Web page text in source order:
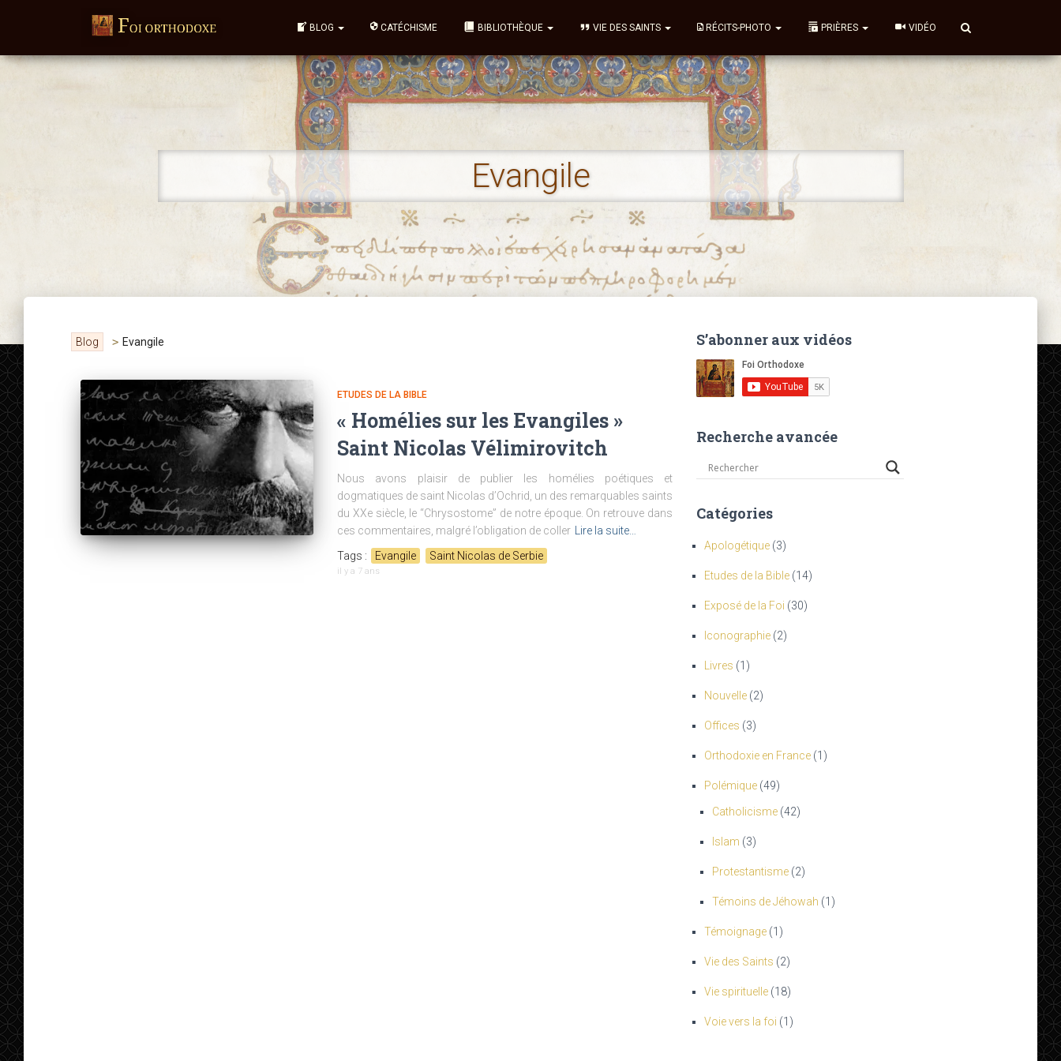
BLOG CATÉCHISME BIBLIOTHÈQUE VIE DES SAINTS RÉCITS-PHOTO PRIÈRES VIDÉO
Evangile
Blog > Evangile
ETUDES DE LA BIBLE
« Homélies sur les Evangiles »
Saint Nicolas Vélimirovitch
Nous avons plaisir de publier les homélies poétiques et
dogmatiques de saint Nicolas d’Ochrid, un des remarquables saints
du XXe siècle, le “Chrysostome” de notre époque. On retrouve dans
ces commentaires, malgré l’obligation de coller
Lire la suite…
Tags :
Evangile Saint Nicolas de Serbie
il y a 7 ans
S’abonner aux vidéos
Recherche avancée
Catégories
Apologétique (3)
Etudes de la Bible (14)
Exposé de la Foi (30)
Iconographie (2)
Livres (1)
Nouvelle (2)
Offices (3)
Orthodoxie en France (1)
Polémique (49)
Catholicisme (42)
Islam (3)
Protestantisme (2)
Témoins de Jéhowah (1)
Témoignage (1)
Vie des Saints (2)
Vie spirituelle (18)
Voie vers la foi (1)